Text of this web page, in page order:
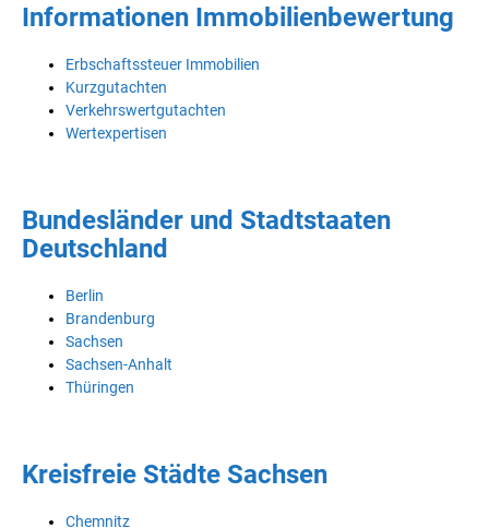
Informationen Immobilienbewertung
Erbschaftssteuer Immobilien
Kurzgutachten
Verkehrswertgutachten
Wertexpertisen
Bundesländer und Stadtstaaten
Deutschland
Berlin
Brandenburg
Sachsen
Sachsen-Anhalt
Thüringen
Kreisfreie Städte Sachsen
Chemnitz